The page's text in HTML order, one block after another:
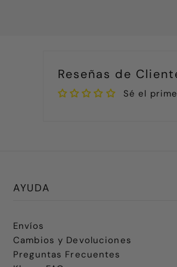
Reseñas de
Sé el
AYUDA
Envíos
Cambios y Devoluciones
Preguntas Frecuentes